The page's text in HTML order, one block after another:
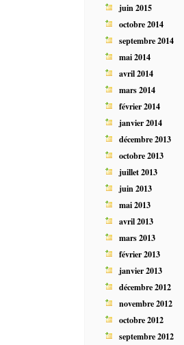
juin 2015
octobre 2014
septembre 2014
mai 2014
avril 2014
mars 2014
février 2014
janvier 2014
décembre 2013
octobre 2013
juillet 2013
juin 2013
mai 2013
avril 2013
mars 2013
février 2013
janvier 2013
décembre 2012
novembre 2012
octobre 2012
septembre 2012